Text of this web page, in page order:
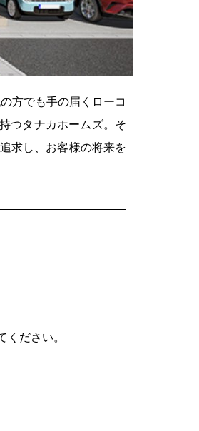
方でも手の届くローコ
つタナカホームズ。そ
求し、お客様の将来を
ださい。